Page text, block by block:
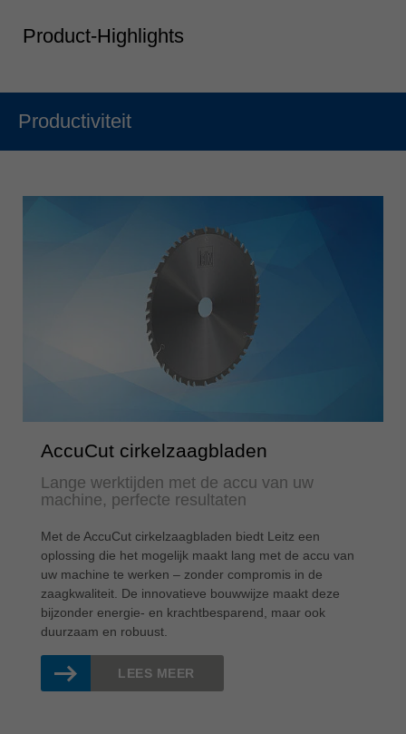
Product-Highlights
Productiviteit
AccuCut cirkelzaagbladen
Lange werktijden met de accu van uw
machine, perfecte resultaten
Met de AccuCut cirkelzaagbladen biedt Leitz een
oplossing die het mogelijk maakt lang met de accu van
uw machine te werken – zonder compromis in de
zaagkwaliteit. De innovatieve bouwwijze maakt deze
bijzonder energie- en krachtbesparend, maar ook
duurzaam en robuust.
LEES MEER